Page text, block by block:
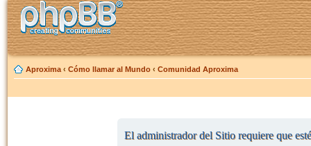
Aproxima ‹ Cómo llamar al Mundo ‹ Comunidad Aproxima
El administrador del Sitio requiere que